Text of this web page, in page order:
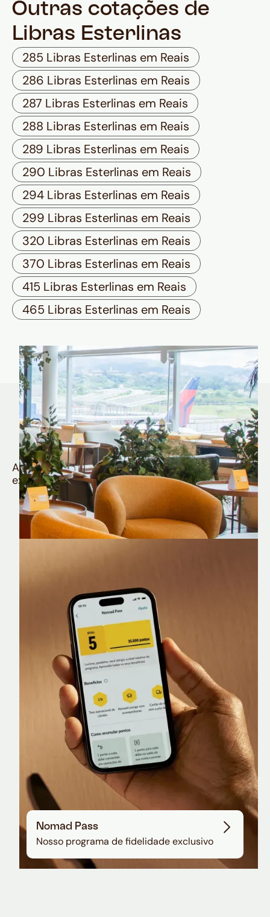
Outras cotações de
Libras Esterlinas
285 Libras Esterlinas em Reais
286 Libras Esterlinas em Reais
287 Libras Esterlinas em Reais
288 Libras Esterlinas em Reais
289 Libras Esterlinas em Reais
290 Libras Esterlinas em Reais
294 Libras Esterlinas em Reais
299 Libras Esterlinas em Reais
320 Libras Esterlinas em Reais
370 Libras Esterlinas em Reais
415 Libras Esterlinas em Reais
465 Libras Esterlinas em Reais
Quem é Nomad tem
muito mais
Aproveite todos os benefícios e vantagens
exclusivas da sua Conta Internacional
Nomad Lounge
Sala VIP no Aeroporto de Guarulhos
Nomad Pass
Nosso programa de fidelidade exclusivo